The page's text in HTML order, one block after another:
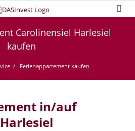
Carolinensiel Harlesiel
kaufen
Ferienappartement kaufen
in/auf